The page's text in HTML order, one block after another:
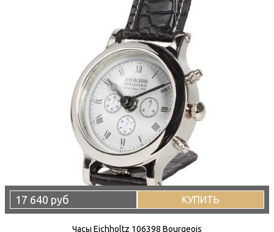
17 640 руб КУПИТЬ
Часы Eichholtz 106398 Bourgeois